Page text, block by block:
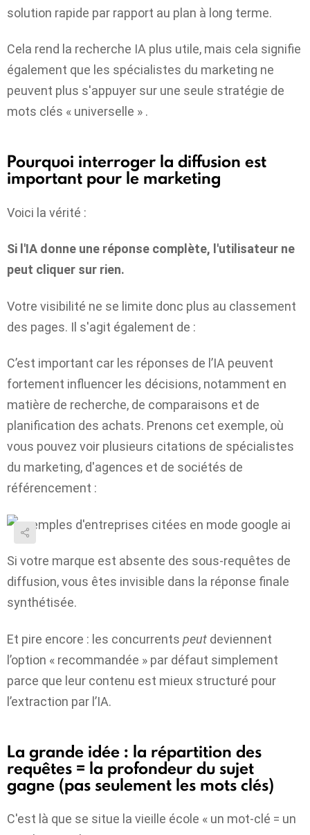
solution rapide par rapport au plan à long terme.
Cela rend la recherche IA plus utile, mais cela signifie
également que les spécialistes du marketing ne
peuvent plus s'appuyer sur une seule stratégie de
mots clés « universelle » .
Pourquoi interroger la diffusion est
important pour le marketing
Voici la vérité :
Si l'IA donne une réponse complète, l'utilisateur ne
peut cliquer sur rien.
Votre visibilité ne se limite donc plus au classement
des pages. Il s'agit également de :
C’est important car les réponses de l’IA peuvent
fortement influencer les décisions, notamment en
matière de recherche, de comparaisons et de
planification des achats. Prenons cet exemple, où
vous pouvez voir plusieurs citations de spécialistes
du marketing, d'agences et de sociétés de
référencement :
Si votre marque est absente des sous-requêtes de
diffusion, vous êtes invisible dans la réponse finale
synthétisée.
Et pire encore : les concurrents peut deviennent
l’option « recommandée » par défaut simplement
parce que leur contenu est mieux structuré pour
l’extraction par l’IA.
La grande idée : la répartition des
requêtes = la profondeur du sujet
gagne (pas seulement les mots clés)
C'est là que se situe la vieille école « un mot-clé = un